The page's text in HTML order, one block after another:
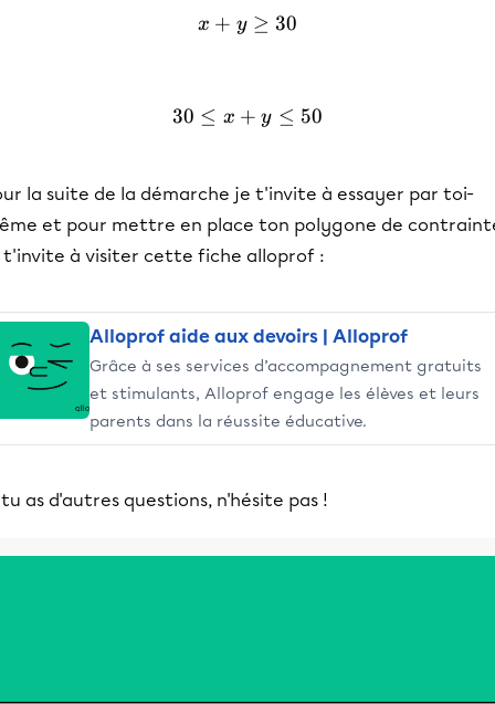
x+y \geq 30
x + y ≥ 30
30 \leq x+y \leq 50
30 ≤ x + y ≤ 50
la suite de la démarche je t'invite à essayer par toi-
et pour mettre en place ton polygone de
t'invite à visiter cette fiche alloprof :
Alloprof aide aux devoirs | Alloprof
Grâce à ses services d’accompagnement gratuits
et stimulants, Alloprof engage les élèves et leurs
parents dans la réussite éducative.
tu as d'autres questions, n'hésite pas !